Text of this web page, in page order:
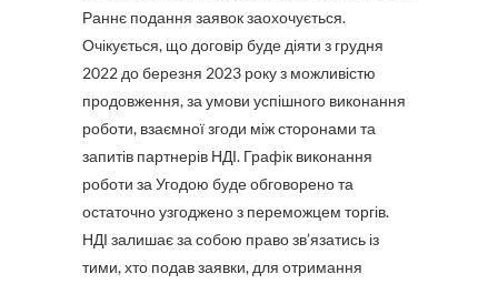
Раннє подання заявок заохочується.
Очікується, що договір буде діяти з грудня
2022 до березня 2023 року з можливістю
продовження, за умови успішного виконання
роботи, взаємної згоди між сторонами та
запитів партнерів НДІ. Графік виконання
роботи за Угодою буде обговорено та
остаточно узгоджено з переможцем торгів.
НДІ залишає за собою право зв’язатись із
тими, хто подав заявки, для отримання